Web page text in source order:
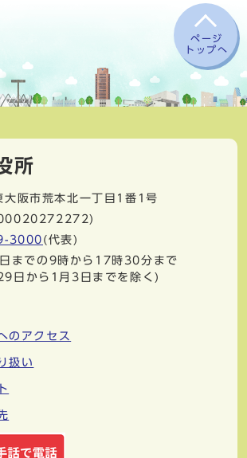
ページ
トップへ
所
大阪市荒本北一丁目1番1号
3000(代表)
までの9時から17時30分まで
日から1月3日までを除く)
のアクセス
扱い